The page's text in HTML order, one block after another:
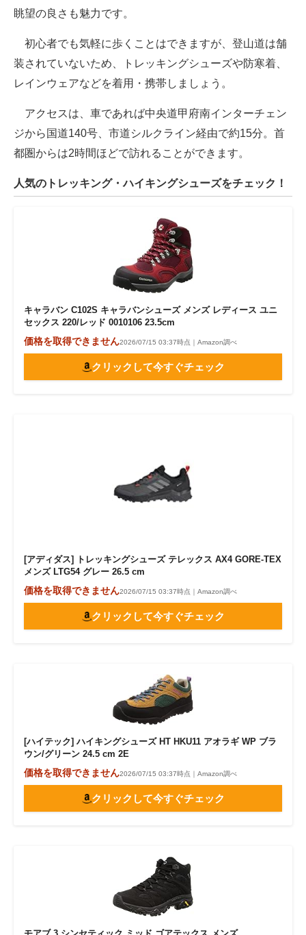
眺望の良さも魅力です。
初心者でも気軽に歩くことはできますが、登山道は舗
装されていないため、トレッキングシューズや防寒着、
レインウェアなどを着用・携帯しましょう。
アクセスは、車であれば中央道甲府南インターチェン
ジから国道140号、市道シルクライン経由で約15分。首
都圏からは2時間ほどで訪れることができます。
人気のトレッキング・ハイキングシューズをチェック！
キャラバン C102S キャラバンシューズ メンズ レディース ユニ
セックス 220/レッド 0010106 23.5cm
価格を取得できません2026/07/15 03:37時点｜Amazon調べ
クリックして今すぐチェック
[アディダス] トレッキングシューズ テレックス AX4 GORE-TEX
メンズ LTG54 グレー 26.5 cm
価格を取得できません2026/07/15 03:37時点｜Amazon調べ
クリックして今すぐチェック
[ハイテック] ハイキングシューズ HT HKU11 アオラギ WP ブラ
ウン/グリーン 24.5 cm 2E
価格を取得できません2026/07/15 03:37時点｜Amazon調べ
クリックして今すぐチェック